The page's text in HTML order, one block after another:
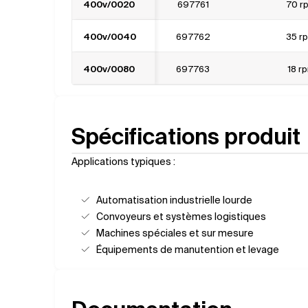
400v/0020 697761 70
400v/0040 697762 35
400v/0080 697763 18
Spécifications produit
Applications typiques :
Automatisation industrielle lourde
Convoyeurs et systèmes logistiques
Machines spéciales et sur mesure
Équipements de manutention et levage